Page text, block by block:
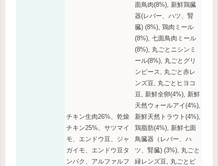
チキン生肉26%、乾燥
チキン25%、サツマイ
モ、エンドウ豆、ジャ
ガイモ、エンドウ豆タ
ンパク、アルファルフ
面鳥肉(8%), 新鮮鶏臓
器(レバー、ハツ、腎
臓) (8%), 鶏肉ミール
(8%), 七面鳥肉ミール
(8%), 丸ごとニシンミ
ール(8%), 丸ごとグリ
ンピース, 丸ごと赤レ
ンズ豆, 丸ごとヒヨコ
豆, 新鮮全卵(4%), 新鮮
天然ウォールアイ(4%),
新鮮天然トラウト(4%),
鶏脂肪(4%), 新鮮七面
鳥臓器（レバー、ハ
ツ、腎臓) (3%), 丸ごと
緑レンズ豆, 丸ごとピ